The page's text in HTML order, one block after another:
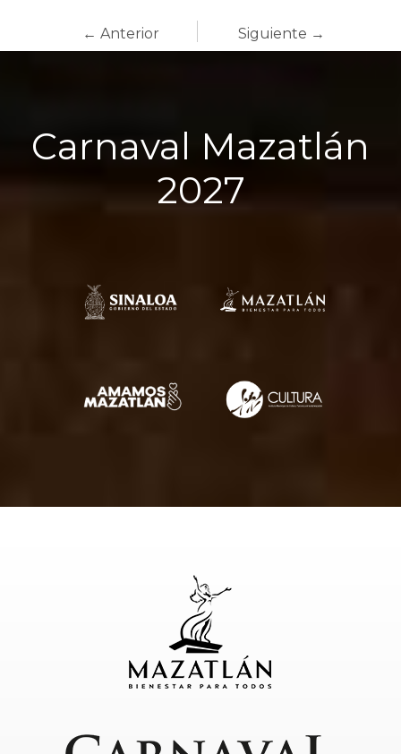
← Anterior Siguiente →
Carnaval Mazatlán
2027